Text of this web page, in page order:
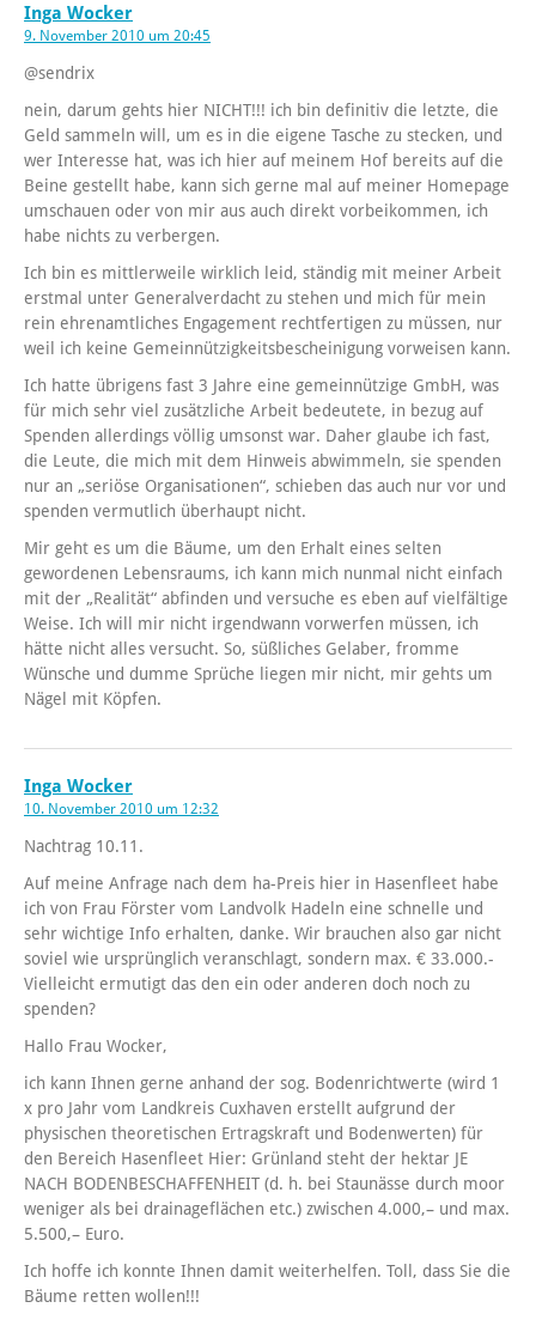
Inga Wocker
9. November 2010 um 20:45
@sendrix
nein, darum gehts hier NICHT!!! ich bin definitiv die letzte, die
Geld sammeln will, um es in die eigene Tasche zu stecken, und
wer Interesse hat, was ich hier auf meinem Hof bereits auf die
Beine gestellt habe, kann sich gerne mal auf meiner Homepage
umschauen oder von mir aus auch direkt vorbeikommen, ich
habe nichts zu verbergen.
Ich bin es mittlerweile wirklich leid, ständig mit meiner Arbeit
erstmal unter Generalverdacht zu stehen und mich für mein
rein ehrenamtliches Engagement rechtfertigen zu müssen, nur
weil ich keine Gemeinnützigkeitsbescheinigung vorweisen kann.
Ich hatte übrigens fast 3 Jahre eine gemeinnützige GmbH, was
für mich sehr viel zusätzliche Arbeit bedeutete, in bezug auf
Spenden allerdings völlig umsonst war. Daher glaube ich fast,
die Leute, die mich mit dem Hinweis abwimmeln, sie spenden
nur an „seriöse Organisationen“, schieben das auch nur vor und
spenden vermutlich überhaupt nicht.
Mir geht es um die Bäume, um den Erhalt eines selten
gewordenen Lebensraums, ich kann mich nunmal nicht einfach
mit der „Realität“ abfinden und versuche es eben auf vielfältige
Weise. Ich will mir nicht irgendwann vorwerfen müssen, ich
hätte nicht alles versucht. So, süßliches Gelaber, fromme
Wünsche und dumme Sprüche liegen mir nicht, mir gehts um
Nägel mit Köpfen.
Inga Wocker
10. November 2010 um 12:32
Nachtrag 10.11.
Auf meine Anfrage nach dem ha-Preis hier in Hasenfleet habe
ich von Frau Förster vom Landvolk Hadeln eine schnelle und
sehr wichtige Info erhalten, danke. Wir brauchen also gar nicht
soviel wie ursprünglich veranschlagt, sondern max. € 33.000.-
Vielleicht ermutigt das den ein oder anderen doch noch zu
spenden?
Hallo Frau Wocker,
ich kann Ihnen gerne anhand der sog. Bodenrichtwerte (wird 1
x pro Jahr vom Landkreis Cuxhaven erstellt aufgrund der
physischen theoretischen Ertragskraft und Bodenwerten) für
den Bereich Hasenfleet Hier: Grünland steht der hektar JE
NACH BODENBESCHAFFENHEIT (d. h. bei Staunässe durch moor
weniger als bei drainageflächen etc.) zwischen 4.000,– und max.
5.500,– Euro.
Ich hoffe ich konnte Ihnen damit weiterhelfen. Toll, dass Sie die
Bäume retten wollen!!!